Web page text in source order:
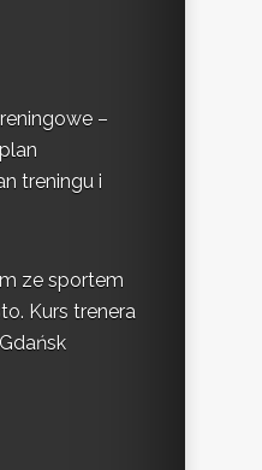
–
treningu i
ze sportem
Kurs trenera